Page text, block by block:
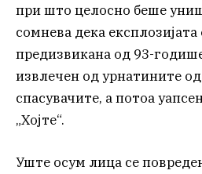
при што целосно беше
сомнева дека
предизвикана од 93-
извлечен од урнатините
спасувачите, а потоа
„Хојте“.
Уште осум лица се